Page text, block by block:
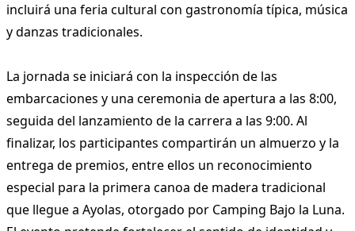
incluirá una feria cultural con gastronomía típica, música
y danzas tradicionales.
La jornada se iniciará con la inspección de las
embarcaciones y una ceremonia de apertura a las 8:00,
seguida del lanzamiento de la carrera a las 9:00. Al
finalizar, los participantes compartirán un almuerzo y la
entrega de premios, entre ellos un reconocimiento
especial para la primera canoa de madera tradicional
que llegue a Ayolas, otorgado por Camping Bajo la Luna.